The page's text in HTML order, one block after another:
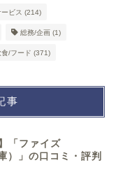
ビス (214)
総務/企画 (1)
食/フード (371)
事
「ファイズ
）」の口コミ・評判